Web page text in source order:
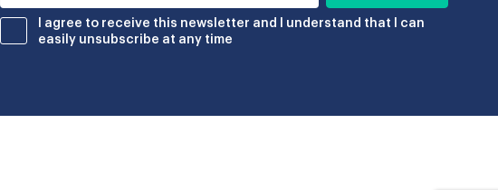
I agree to receive this newsletter and I understand that I can
easily unsubscribe at any time